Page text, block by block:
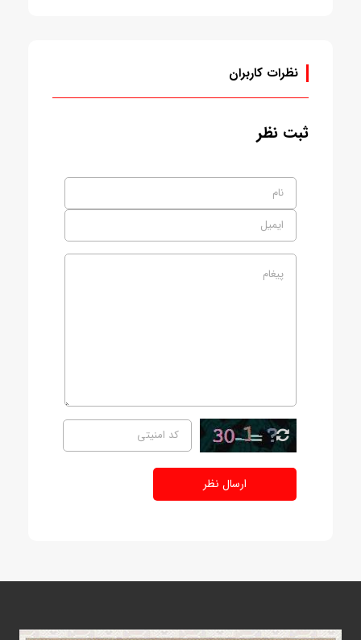
نظرات کاربران
ثبت نظر
ارسال نظر